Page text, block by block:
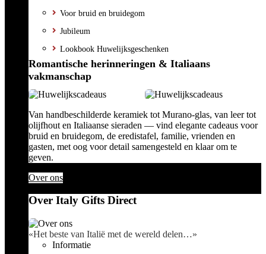
Voor bruid en bruidegom
Jubileum
Lookbook Huwelijksgeschenken
Romantische herinneringen & Italiaans
vakmanschap
Van handbeschilderde keramiek tot Murano-glas, van leer tot
olijfhout en Italiaanse sieraden — vind elegante cadeaus voor
bruid en bruidegom, de eredistafel, familie, vrienden en
gasten, met oog voor detail samengesteld en klaar om te
geven.
Over ons
Over Italy Gifts Direct
«Het beste van Italië met de wereld delen…»
Informatie